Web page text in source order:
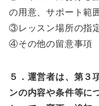
の用意、サポート範
③レッスン場所の指
④その他の留意事項
５．運営者は、第３
ンの内容や条件等に